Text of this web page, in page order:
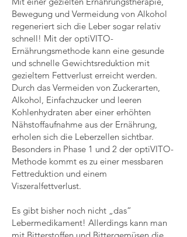
Bewegung und Vermeidung von Alkohol
regeneriert sich die Leber sogar relativ
schnell! Mit der optiVITO-
Ernährungsmethode kann eine gesunde
und schnelle Gewichtsreduktion mit
gezieltem Fettverlust erreicht werden.
Durch das Vermeiden von Zuckerarten,
Alkohol, Einfachzucker und leeren
Kohlenhydraten aber einer erhöhten
Nähstoffaufnahme aus der Ernährung,
erholen sich die Leberzellen sichtbar.
Besonders in Phase 1 und 2 der optiVITO-
Methode kommt es zu einer messbaren
Fettreduktion und einem
Viszeralfettverlust.
Es gibt bisher noch nicht „das“
Lebermedikament! Allerdings kann man